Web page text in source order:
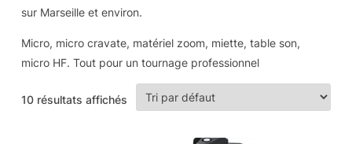
sur Marseille et environ.
Micro, micro cravate, matériel zoom, miette, table son,
micro HF. Tout pour un tournage professionnel
10 résultats affichés